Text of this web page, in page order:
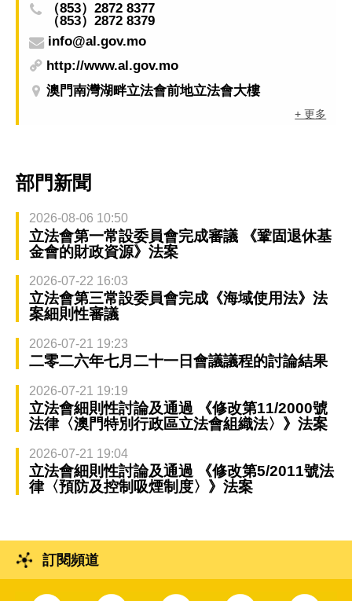
（853）2872 8377
（853）2872 8379
info@al.gov.mo
http://www.al.gov.mo
澳門南灣湖畔立法會前地立法會大樓
+ 更多
部門新聞
2026-08-06 10:50
立法會第一常設委員會完成審議 《鞏固退休基
金會的財政資源》法案
2026-07-22 16:03
立法會第三常設委員會完成《海域使用法》法
案細則性審議
2026-07-21 19:23
二零二六年七月二十一日會議議程的討論結果
2026-07-21 19:19
立法會細則性討論及通過 《修改第11/2000號
法律〈澳門特別行政區立法會組織法〉》法案
2026-07-21 19:04
立法會細則性討論及通過 《修改第5/2011號法
律〈預防及控制吸煙制度〉》法案
訂閱頻道